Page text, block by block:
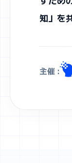
知」を
主催 :